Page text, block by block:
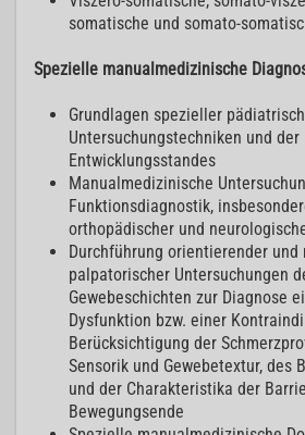
somatische und somato-
Spezielle manualmedizinische
Grundlagen spezieller
Untersuchungstechniken und
Entwicklungsstandes
Manualmedizinische
Funktionsdiagnostik,
orthopädischer und
Durchführung orientierender und
palpatorischer Untersuchungen
Gewebeschichten zur Diagnose
Dysfunktion bzw. einer
Berücksichtigung der
Sensorik und Gewebetextur, des
und der Charakteristika der
Bewegungsende